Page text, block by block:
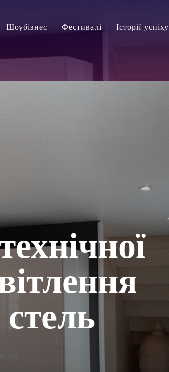
Шоубізнес Фестивалі Історії успіху